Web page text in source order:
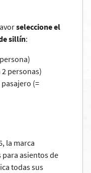
seleccione el
sillín:
personas)
(=
la marca
asientos de
todas sus